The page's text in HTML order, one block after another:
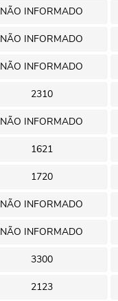
NÃO INFORMADO
NÃO INFORMADO
NÃO INFORMADO
2310
NÃO INFORMADO
1621
1720
NÃO INFORMADO
NÃO INFORMADO
3300
2123